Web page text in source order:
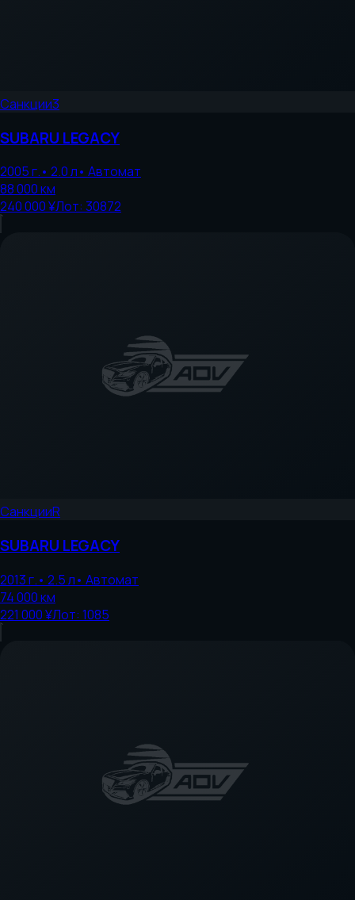
Санкции3
SUBARU LEGACY
2005г.• 2.0л• Автомат
88 000км
240 000 ¥Лот: 30872
СанкцииR
SUBARU LEGACY
2013г.• 2.5л• Автомат
74 000км
221 000 ¥Лот: 1085